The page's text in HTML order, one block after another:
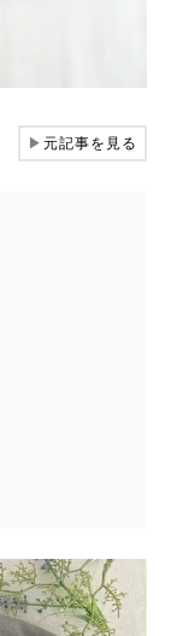
▶元記事を見る